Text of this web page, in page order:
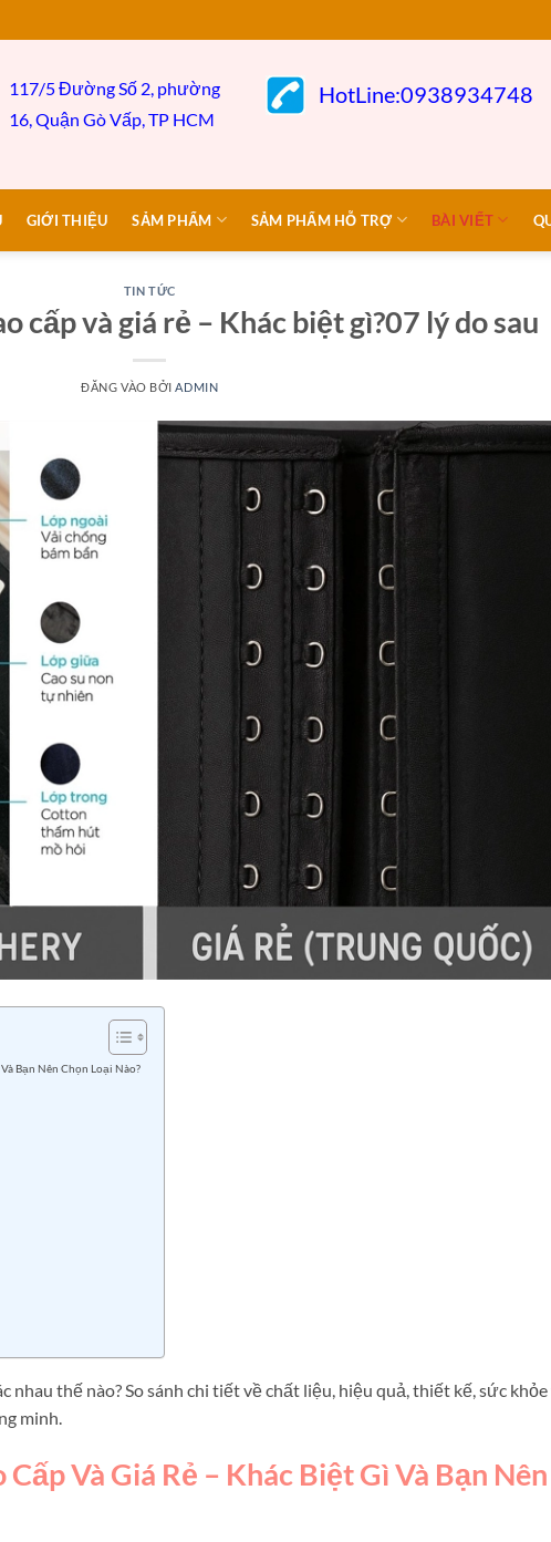
117/5 Đường Số 2, phường
16, Quận GòVấp,TP HCM
HotLine:0938934748
GIỚI THIỆU SẢM PHẨM SẢM PHẨM HỖ TRỢ BÀI VIẾT
TIN TỨC
cấp và giá rẻ – Khác biệt gì?07 lý do sau
ĐĂNG VÀO BỞIADMIN
Bạn Nên Chọn Loại Nào?
nhau thế nào? So sánh chi tiết về chất liệu, hiệu quả, thiết kế, sức khỏe
minh.
Và Giá Rẻ – Khác Biệt Gì Và Bạn Nên